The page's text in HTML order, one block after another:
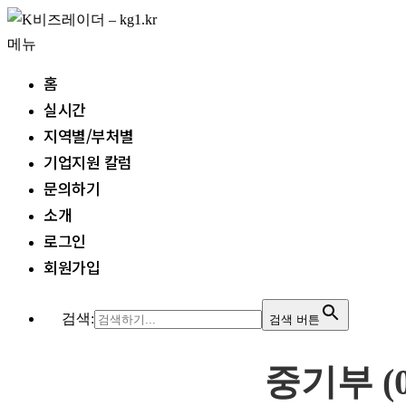
내
용
메뉴
홈
실시간
지역별/부처별
기업지원 칼럼
문의하기
소개
로그인
회원가입
검색: 검색 버튼
중기부